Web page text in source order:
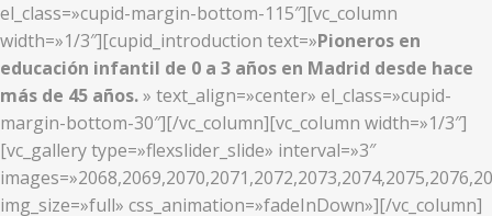
el_class=»cupid-margin-bottom-115″][vc_column
width=»1/3″][cupid_introduction text=»Pioneros en
educación infantil de 0 a 3 años en Madrid desde hace
más de 45 años.» text_align=»center» el_class=»cupid-
margin-bottom-30″][/vc_column][vc_column width=»1/3″]
[vc_gallery type=»flexslider_slide» interval=»3″
img_size=»full» css_animation=»fadeInDown»][/vc_column]